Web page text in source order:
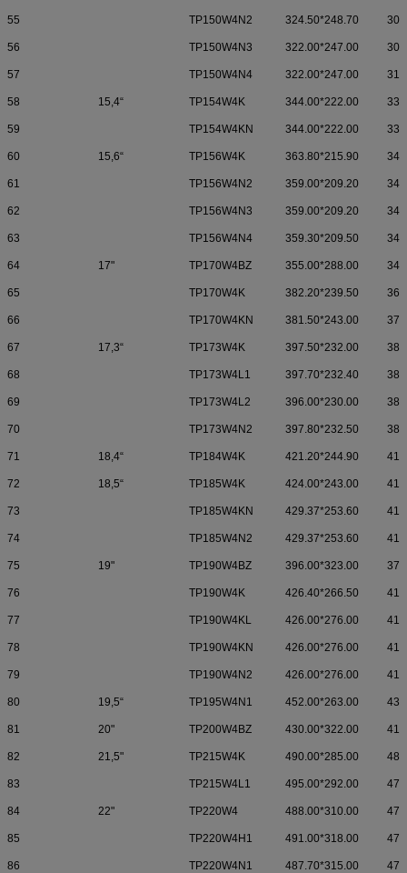
55 TP150W4N2 324.50*248.70
56 TP150W4N3 322.00*247.00
57 TP150W4N4 322.00*247.00
58 15,4“ TP154W4K 344.00*222.00
59 TP154W4KN 344.00*222.00
60 15,6“ TP156W4K 363.80*215.90
61 TP156W4N2 359.00*209.20
62 TP156W4N3 359.00*209.20
63 TP156W4N4 359.30*209.50
64 17" TP170W4BZ 355.00*288.00
65 TP170W4K 382.20*239.50
66 TP170W4KN 381.50*243.00
67 17,3“ TP173W4K 397.50*232.00
68 TP173W4L1 397.70*232.40
69 TP173W4L2 396.00*230.00
70 TP173W4N2 397.80*232.50
71 18,4“ TP184W4K 421.20*244.90
72 18,5“ TP185W4K 424.00*243.00
73 TP185W4KN 429.37*253.60
74 TP185W4N2 429.37*253.60
75 19" TP190W4BZ 396.00*323.00
76 TP190W4K 426.40*266.50
77 TP190W4KL 426.00*276.00
78 TP190W4KN 426.00*276.00
79 TP190W4N2 426.00*276.00
80 19,5“ TP195W4N1 452.00*263.00
81 20" TP200W4BZ 430.00*322.00
82 21,5" TP215W4K 490.00*285.00
83 TP215W4L1 495.00*292.00
84 22" TP220W4 488.00*310.00
85 TP220W4H1 491.00*318.00
86 TP220W4N1 487.70*315.00